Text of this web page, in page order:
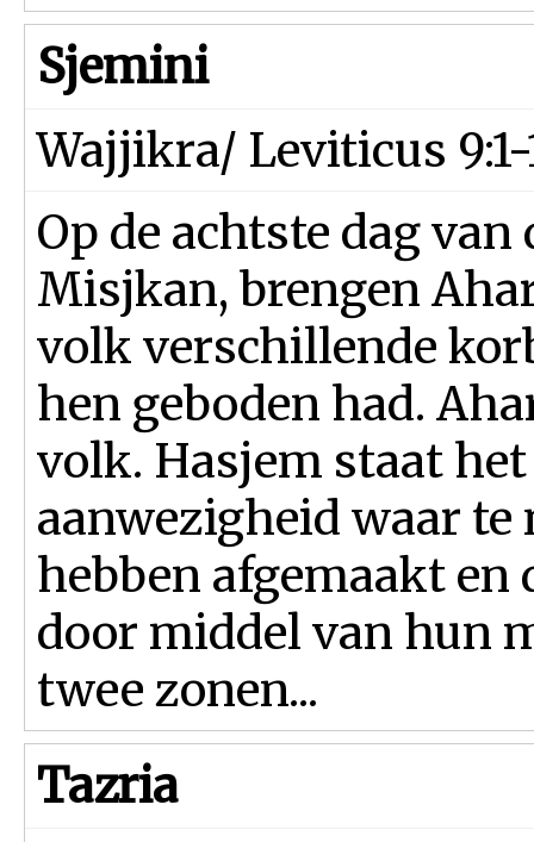
Sjemini
Wajjikra/ Leviticus 9:1-
Op de achtste dag
Misjkan, brengen
volk verschillende
hen geboden had.
volk. Hasjem staat
aanwezigheid waar
hebben afgemaakt
door middel van hun
twee zonen...
Tazria